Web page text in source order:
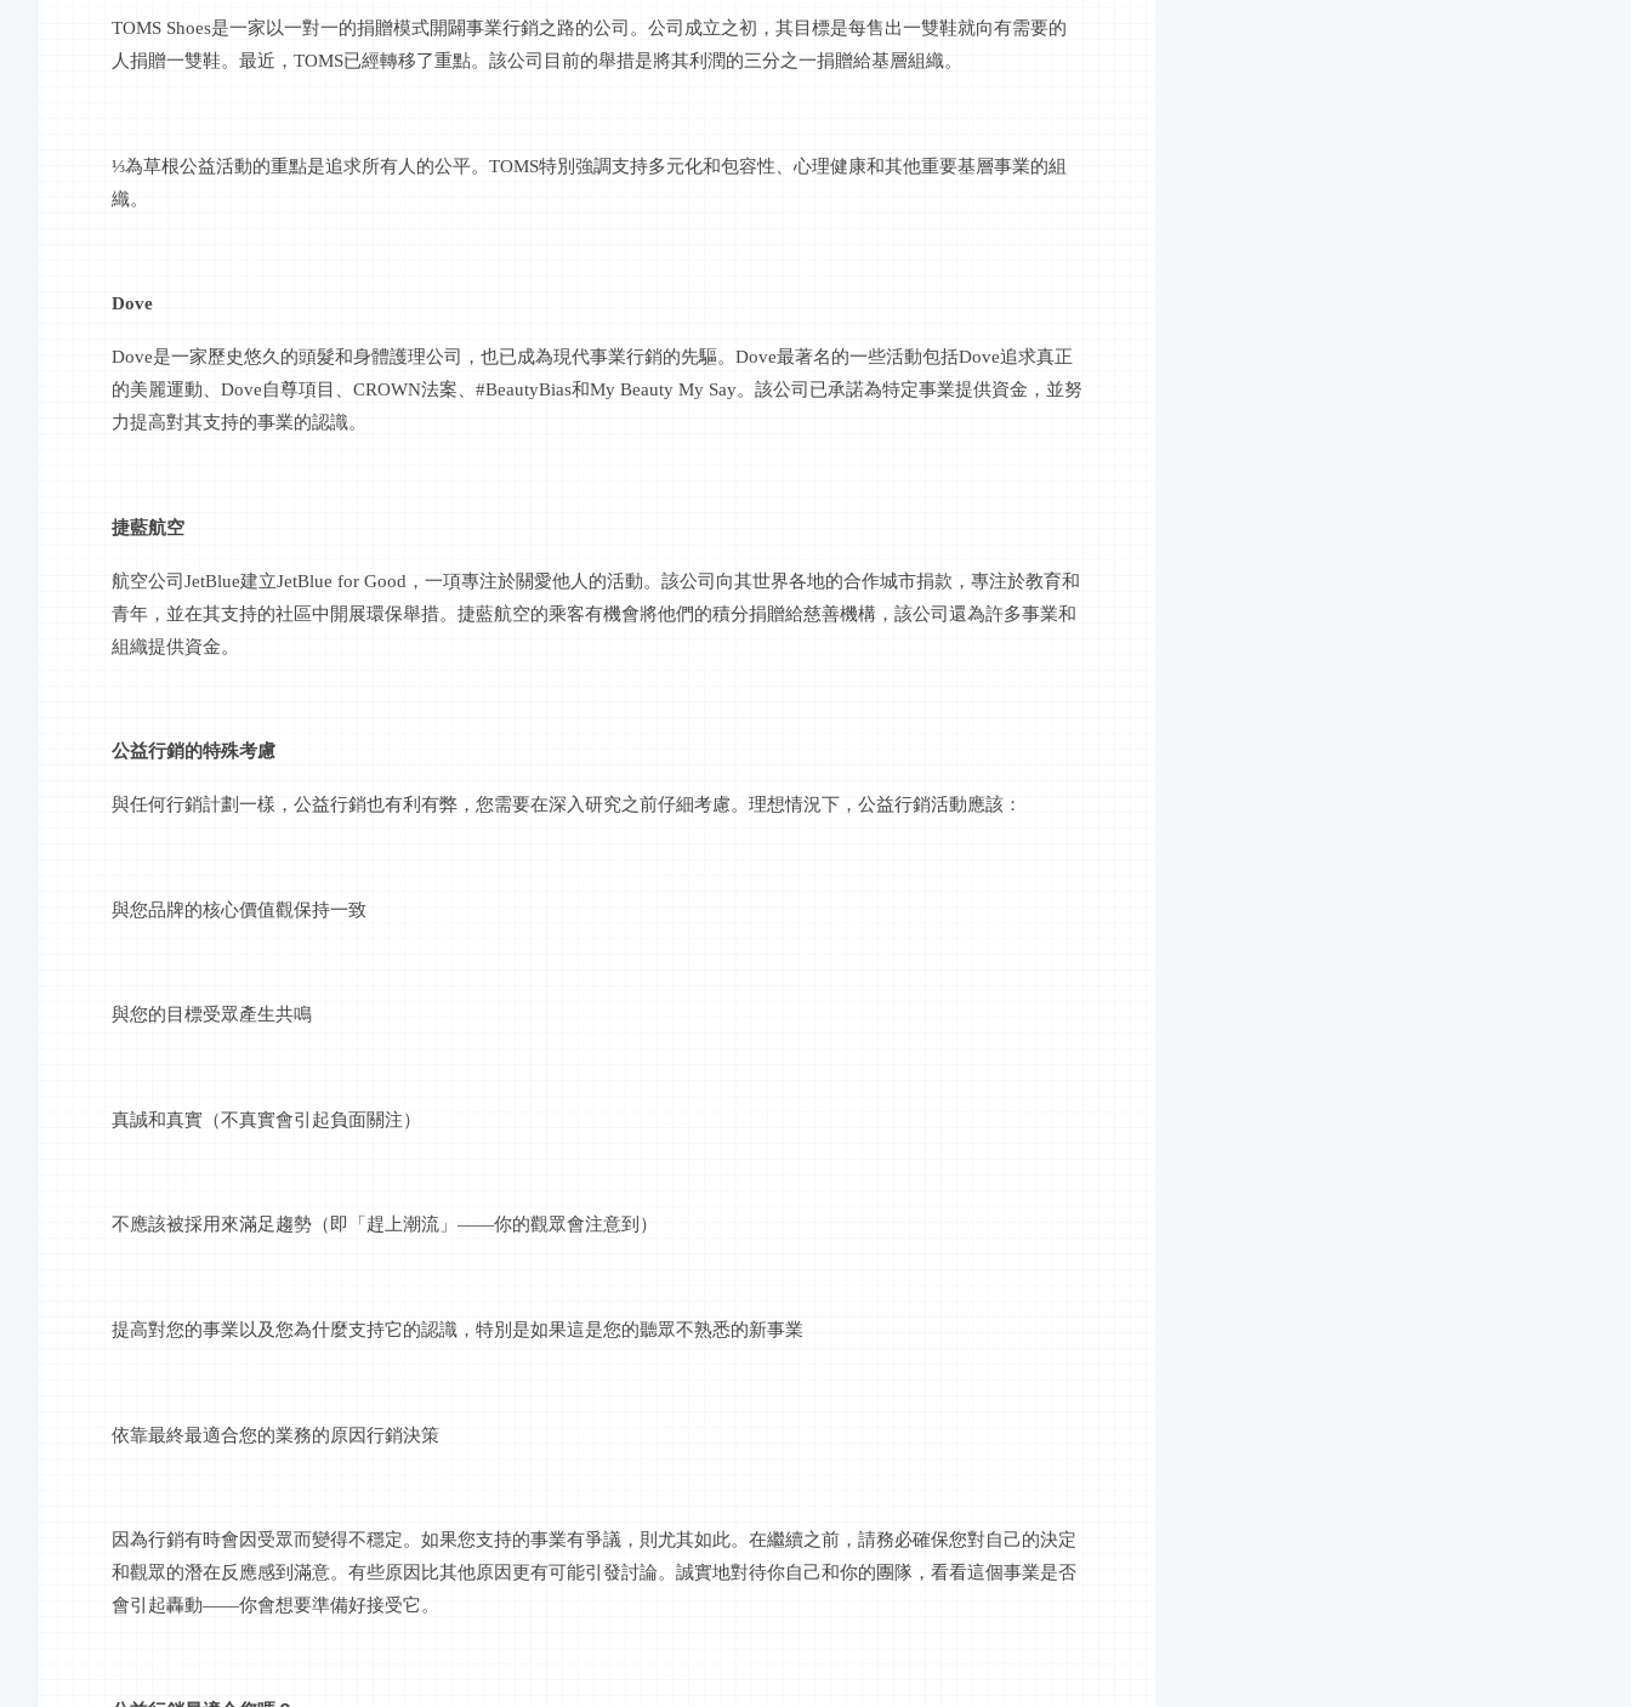
TOMS Shoes是一家以一對一的捐贈模式開闢事業行銷之路的公司。公司成立之初，其目標是每售出一雙鞋就向有需要的
人捐贈一雙鞋。最近，TOMS已經轉移了重點。該公司目前的舉措是將其利潤的三分之一捐贈給基層組織。
⅓為草根公益活動的重點是追求所有人的公平。TOMS特別強調支持多元化和包容性、心理健康和其他重要基層事業的組
織。
Dove
Dove是一家歷史悠久的頭髮和身體護理公司，也已成為現代事業行銷的先驅。Dove最著名的一些活動包括Dove追求真正
的美麗運動、Dove自尊項目、CROWN法案、#BeautyBias和My Beauty My Say。該公司已承諾為特定事業提供資金，並努
力提高對其支持的事業的認識。
捷藍航空
航空公司 JetBlue建立JetBlue for Good，一項專注於關愛他人的活動。該公司向其世界各地的合作城市捐款，專注於教育和
青年，並在其支持的社區中開展環保舉措。捷藍航空的乘客有機會將他們的積分捐贈給慈善機構，該公司還為許多事業和
組織提供資金。
公益行銷的特殊考慮
與任何行銷計劃一樣，公益行銷也有利有弊，您需要在深入研究之前仔細考慮。理想情況下，公益行銷活動應該：
與您品牌的核心價值觀保持一致
與您的目標受眾產生共鳴
真誠和真實（不真實會引起負面關注）
不應該被採用來滿足趨勢（即「趕上潮流」 ——你的觀眾會注意到）
提高對您的事業以及您為什麼支持它的認識，特別是如果這是您的聽眾不熟悉的新事業
依靠最終最適合您的業務的原因行銷決策
因為行銷有時會因受眾而變得不穩定。如果您支持的事業有爭議，則尤其如此。在繼續之前，請務必確保您對自己的決定
和觀眾的潛在反應感到滿意。有些原因比其他原因更有可能引發討論。誠實地對待你自己和你的團隊，看看這個事業是否
會引起轟動——你會想要準備好接受它。